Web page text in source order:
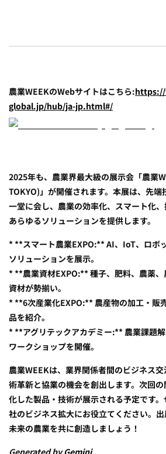
農業WEEKのWebサイトはこちら:
global.jp/hub/ja-jp.html#/
2025年も、農業界最大級の展示会「農業
TOKYO)」が開催されます。本展は、先
一堂に会し、農業の効率化、スマート化
あらゆるソリューションを提供します。
* **スマート農業EXPO:** AI、IoT、ロボ
ソリューションを展示。
* **農業資材EXPO:** 種子、肥料、農薬、
資材が勢揃い。
* **6次産業化EXPO:** 農産物の加工・販
品を紹介。
* **アグリテックアカデミー:** 農業課題
ワークショップを開催。
農業WEEKは、業界関係者間のビジネス
術革新と協業の機会を創出します。次回
化した製品・技術が展示される予定です
社のビジネス拡大にお役立てください。出
未来の農業を共に創造しましょう！